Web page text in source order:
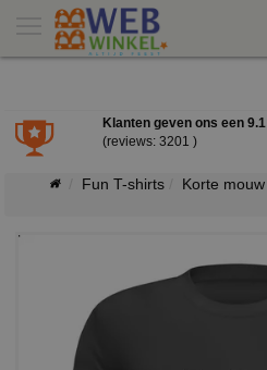
Klanten geven ons een 9.1
(reviews: 3201 )
Fun T-shirts Korte mouw